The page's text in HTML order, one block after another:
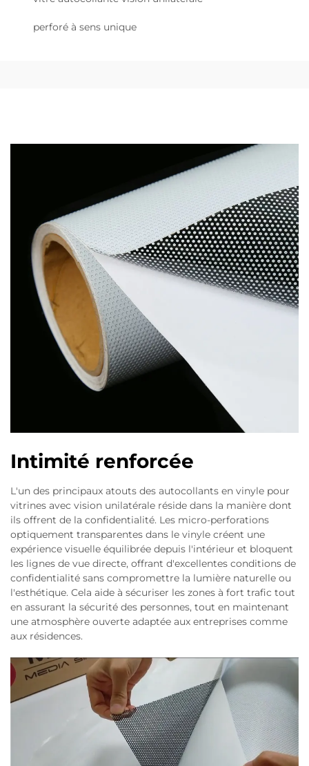
perforé à sens unique
Intimité renforcée
L'un des principaux atouts des autocollants en vinyle pour
vitrines avec vision unilatérale réside dans la manière dont
ils offrent de la confidentialité. Les micro-perforations
optiquement transparentes dans le vinyle créent une
expérience visuelle équilibrée depuis l'intérieur et bloquent
les lignes de vue directe, offrant d'excellentes conditions de
confidentialité sans compromettre la lumière naturelle ou
l'esthétique. Cela aide à sécuriser les zones à fort trafic tout
en assurant la sécurité des personnes, tout en maintenant
une atmosphère ouverte adaptée aux entreprises comme
aux résidences.